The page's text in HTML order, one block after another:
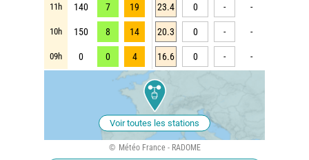
11h 140 7 19 23.4 0 - -
10h 150 8 14 20.3 0 - -
09h 0 0 4 16.6 0 - -
Voir toutes les stations
Météo France - RADOME